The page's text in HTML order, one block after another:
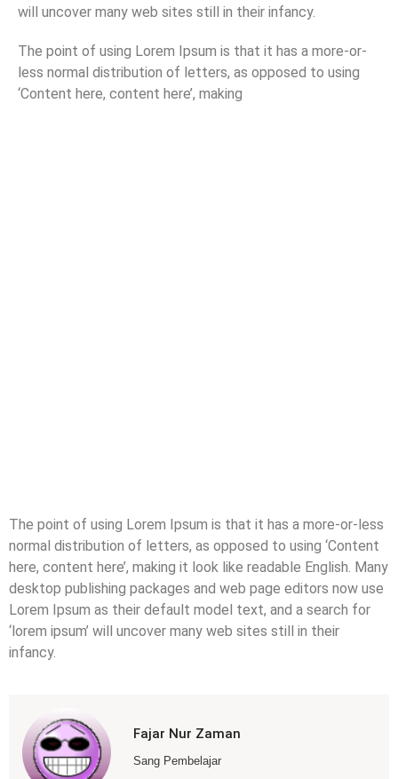
will uncover many web sites still in their infancy.
The point of using Lorem Ipsum is that it has a more-or-
less normal distribution of letters, as opposed to using
‘Content here, content here’, making
The point of using Lorem Ipsum is that it has a more-or-less
normal distribution of letters, as opposed to using ‘Content
here, content here’, making it look like readable English. Many
desktop publishing packages and web page editors now use
Lorem Ipsum as their default model text, and a search for
‘lorem ipsum’ will uncover many web sites still in their
infancy.
Fajar Nur Zaman
Sang Pembelajar